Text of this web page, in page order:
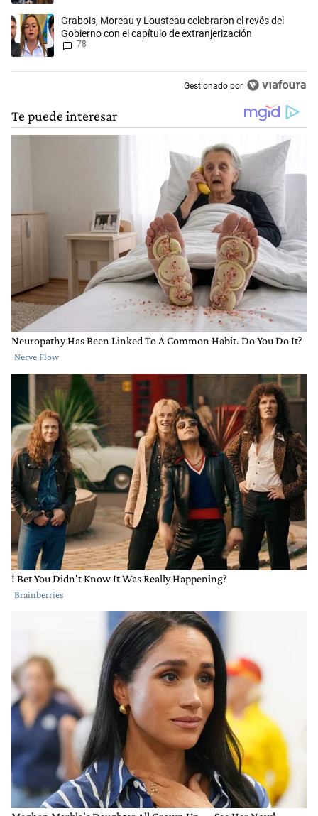
Un artículo de tendencia con el título "Grabois, Moreau y Lousteau
Grabois, Moreau y Lousteau celebraron el revés del
Gobierno con el capítulo de extranjerización
78
Gestionado por